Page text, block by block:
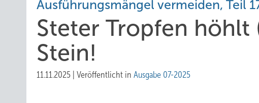
Ausführungsmängel vermeiden, Teil
Steter Tropfen höhlt
Stein!
11.11.2025 Veröffentlicht in Ausgabe 07-2025